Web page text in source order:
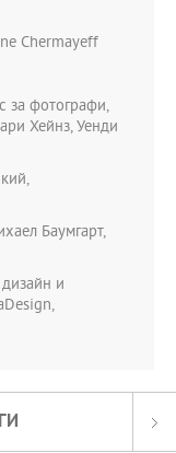
Chermayeff
за фотографи,
Хейнз, Уенди
Баумгарт,
и